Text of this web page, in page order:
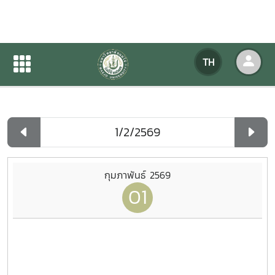
TH
ปฏิทินกิจกรรมของหน่วยงาน
ปฏิทินกิจกรรมของหน่วยงาน
กุมภาพันธ์ 2569
01